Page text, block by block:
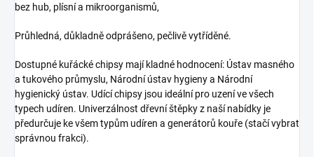
bez hub, plísní a mikroorganismů,
Průhledná, důkladně odprášeno, pečlivě vytříděné.
Dostupné kuřácké chipsy mají kladné hodnocení: Ústav masného
a tukového průmyslu, Národní ústav hygieny a Národní
hygienický ústav. Udící chipsy jsou ideální pro uzení ve všech
typech udíren. Univerzálnost dřevní štěpky z naší nabídky je
předurčuje ke všem typům udíren a generátorů kouře (stačí vybrat
správnou frakci).